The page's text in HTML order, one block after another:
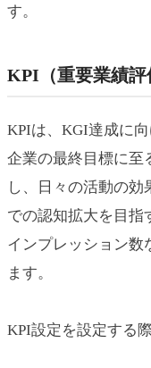
す。
KPI（重要業績評
KPIは、KGI達成に
企業の最終目標に至
し、日々の活動の効
での認知拡大を目指
インプレッション数
ます。
KPI設定を設定する